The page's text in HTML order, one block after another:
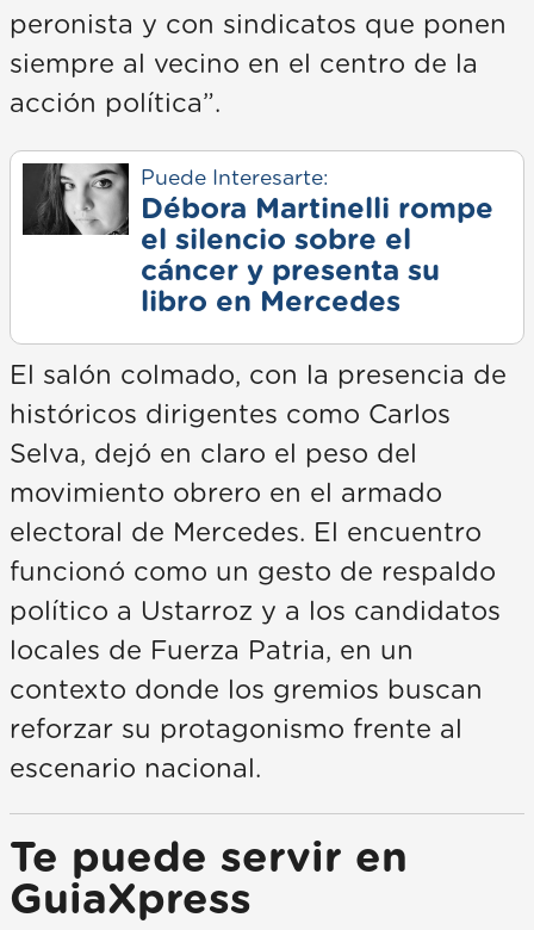
peronista y con sindicatos que ponen
siempre al vecino en el centro de la
acción política”.
Puede Interesarte:
Débora Martinelli rompe
el silencio sobre el
cáncer y presenta su
libro en Mercedes
El salón colmado, con la presencia de
históricos dirigentes como Carlos
Selva, dejó en claro el peso del
movimiento obrero en el armado
electoral de Mercedes. El encuentro
funcionó como un gesto de respaldo
político a Ustarroz y a los candidatos
locales de Fuerza Patria, en un
contexto donde los gremios buscan
reforzar su protagonismo frente al
escenario nacional.
Te puede servir en
GuiaXpress